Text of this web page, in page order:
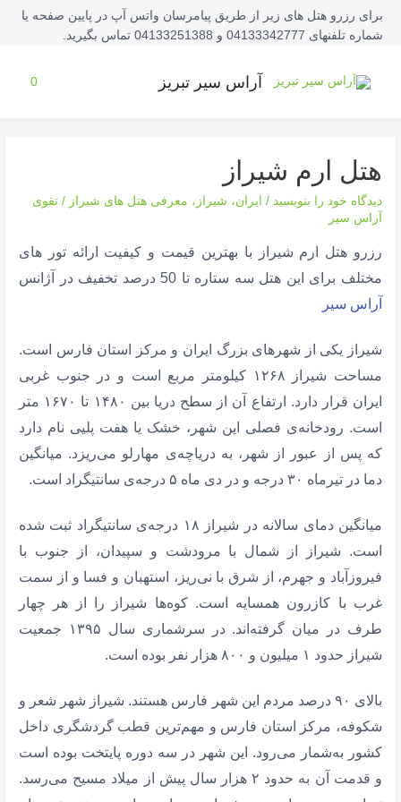
برای رزرو هتل های زیر از طریق پیامرسان واتس آپ در پایین صفحه یا
شماره تلفنهای 04133342777 و 04133251388 تماس بگیرید.
آراس سیر تبریز 0
هتل ارم شیراز
دیدگاه‌ خود را بنویسید / ایران، شیراز ، معرفی هتل های شیراز /تقوی
آراس سیر
رزرو هتل ارم شیراز با بهترین قیمت و کیفیت ارائه تور های
مختلف برای این هتل سه ستاره تا 50 درصد تخفیف در آژانس
آراس سیر
شیراز یکی از شهرهای بزرگ ایران و مرکز استان فارس است.
مساحت شیراز ۱۲۶۸ کیلومتر مربع است و در جنوب غربی
ایران قرار دارد. ارتفاع آن از سطح دریا بین ۱۴۸۰ تا ۱۶۷۰ متر
است. رودخانه‌ی فصلی این شهر، خشک یا هفت پلیی نام دارد
که پس از عبور از شهر،‌ به دریاچه‌ی مهارلو می‌ریزد. میانگین
دما در تیرماه ۳۰ درجه و در دی ماه ۵ درجه‌ی سانتیگراد است.
میانگین دمای سالانه در شیراز ۱۸ درجه‌ی سانتیگراد ثبت شده
است. شیراز از شمال با مرودشت و سپیدان، از جنوب با
فیروزآباد و جهرم، از شرق با نی‌ریز، استهبان و فسا و از سمت
غرب با کازرون همسایه است. کوه‌ها شیراز را از هر چهار
طرف در میان گرفته‌اند. در سرشماری سال ۱۳۹۵ جمعیت
شیراز حدود ۱ میلیون و ۸۰۰ هزار نفر بوده است.
بالای ۹۰ درصد مردم این شهر فارس هستند. شیراز شهر شعر و
شکوفه، مرکز استان فارس و مهم‌ترین قطب‌ گردشگری داخل
کشور به‌شمار می‌رود. این شهر در سه دوره پایتخت بوده است
و قدمت آن به حدود ۲ هزار سال پیش از میلاد مسیح می‌رسد.